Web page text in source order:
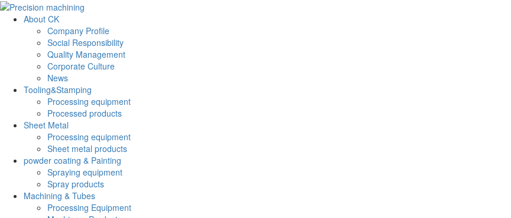
About CK
Company Profile
Social Responsibility
Quality Management
Corporate Culture
News
Tooling&Stamping
Processing equipment
Processed products
Sheet Metal
Processing equipment
Sheet metal products
powder coating & Painting
Spraying equipment
Spray products
Machining & Tubes
Processing Equipment